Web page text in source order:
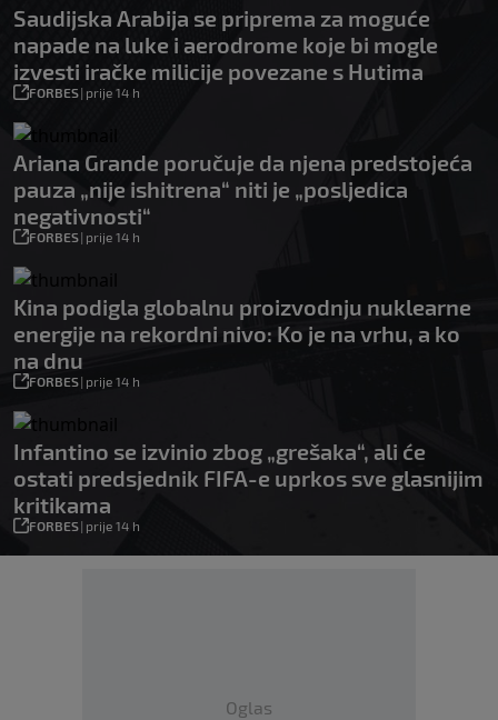
Saudijska Arabija se priprema za moguće
napade na luke i aerodrome koje bi mogle
izvesti iračke milicije povezane s Hutima
FORBES| prije 14 h
Ariana Grande poručuje da njena predstojeća
pauza „nije ishitrena“ niti je „posljedica
negativnosti“
FORBES| prije 14 h
Kina podigla globalnu proizvodnju nuklearne
energije na rekordni nivo: Ko je na vrhu, a ko
na dnu
FORBES| prije 14 h
Infantino se izvinio zbog „grešaka“, ali će
ostati predsjednik FIFA-e uprkos sve glasnijim
kritikama
FORBES| prije 14 h
Oglas